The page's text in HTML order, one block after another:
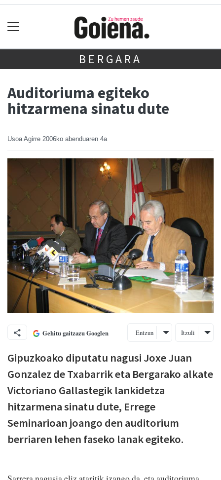
BERGARA
Auditoriuma egiteko
hitzarmena sinatu dute
Usoa Agirre 2006ko abenduaren 4a
Gehitu gaitzazu Googlen Entzun Itzuli
Gipuzkoako diputatu nagusi Joxe Juan
Gonzalez de Txabarrik eta Bergarako alkate
Victoriano Gallastegik lankidetza
hitzarmena sinatu dute, Errege
Seminarioan joango den auditorium
berriaren lehen faseko lanak egiteko.